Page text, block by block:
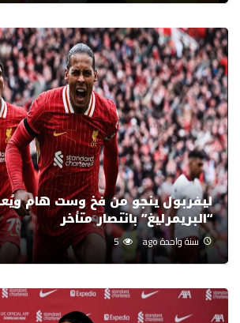
ليفربول ينجو من فخ وست هام
“البريمرليغ” بانتصار متأخر
سنة واحدة ago 5